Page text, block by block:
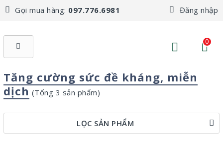
Gọi mua hàng: 097.776.6981 Đăng nhập
0
Tăng cường sức đề kháng, miễn
dịch (Tổng 3 sản phẩm)
LỌC SẢN PHẨM